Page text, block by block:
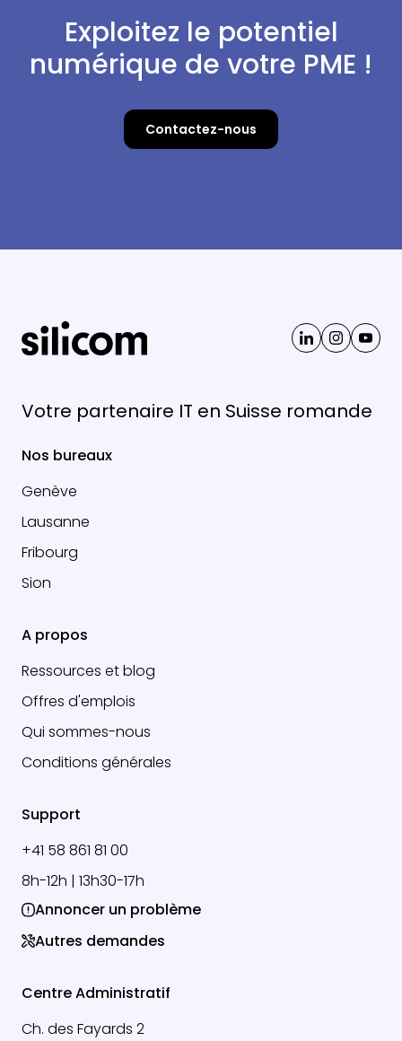
Exploitez le potentiel
numérique de votre PME !
Contactez-nous
Votre partenaire IT en Suisse romande
Nos bureaux
Genève
Lausanne
Fribourg
Sion
A propos
Ressources et blog
Offres d'emplois
Qui sommes-nous
Conditions générales
Support
+41 58 861 81 00
8h-12h | 13h30-17h
Annoncer un problème
Autres demandes
Centre Administratif
Ch. des Fayards 2